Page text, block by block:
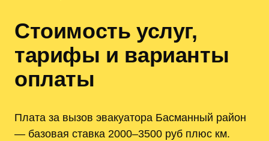
Стоимость услуг,
тарифы и варианты
оплаты
Плата за вызов эвакуатора Басманный район
— базовая ставка 2000–3500 руб плюс км.